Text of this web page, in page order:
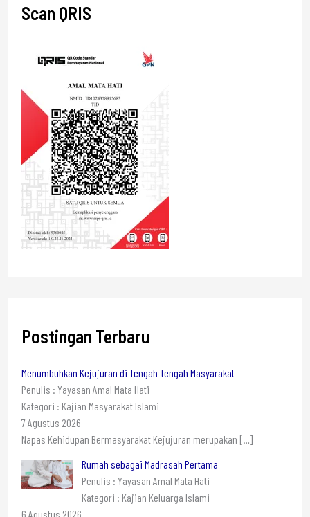
Scan QRIS
Postingan Terbaru
Menumbuhkan Kejujuran di Tengah-tengah Masyarakat
Penulis : Yayasan Amal Mata Hati
Kategori : Kajian Masyarakat Islami
7 Agustus 2026
Napas Kehidupan Bermasyarakat Kejujuran merupakan […]
Rumah sebagai Madrasah Pertama
Penulis : Yayasan Amal Mata Hati
Kategori : Kajian Keluarga Islami
6 Agustus 2026